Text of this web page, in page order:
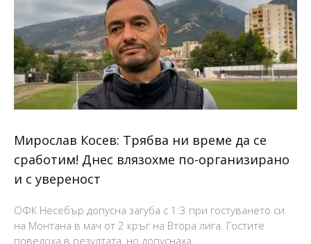
Мирослав Косев: Трябва ни време да се
сработим! Днес влязохме по-организирано
и с увереност
ОФК Несебър допусна загуба с 1:3 при гостуването си
на Монтана в мач от 2 кръг на Втора лига. Гостите
поведоха в резултата, но допуснаха